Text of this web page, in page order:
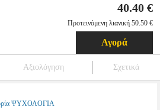
40.40 €
Προτεινόμενη λιανική 50.50 €
Αγορά
Αξιολόγηση Σχετικά
ΨΥΧΟΛΟΓΙΑ